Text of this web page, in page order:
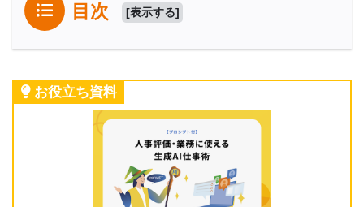
目次 [表示する]
お役立ち資料